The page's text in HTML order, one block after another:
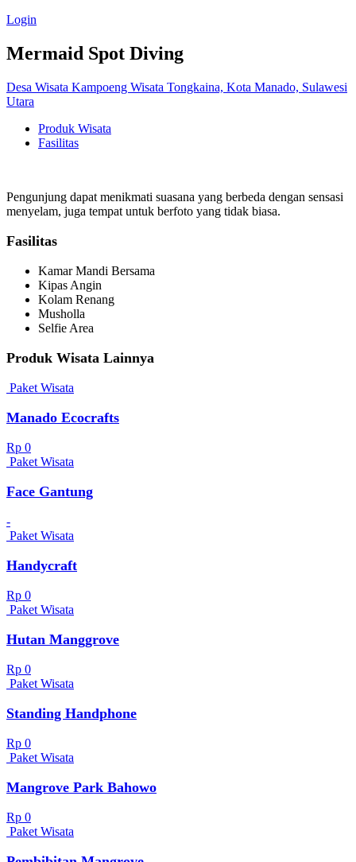
Login
Mermaid Spot Diving
Desa Wisata Kampoeng Wisata Tongkaina, Kota Manado, Sulawesi
Utara
Produk Wisata
Fasilitas
Pengunjung dapat menikmati suasana yang berbeda dengan sensasi
menyelam, juga tempat untuk berfoto yang tidak biasa.
Fasilitas
Kamar Mandi Bersama
Kipas Angin
Kolam Renang
Musholla
Selfie Area
Produk Wisata Lainnya
Paket Wisata
Manado Ecocrafts
Rp 0
Paket Wisata
Face Gantung
-
Paket Wisata
Handycraft
Rp 0
Paket Wisata
Hutan Manggrove
Rp 0
Paket Wisata
Standing Handphone
Rp 0
Paket Wisata
Mangrove Park Bahowo
Rp 0
Paket Wisata